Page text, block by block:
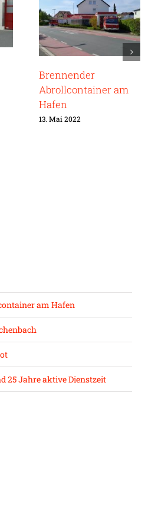
Brennender
Abrollcontainer am
Hafen
13. Mai 2022
am Hafen
25 Jahre aktive Dienstzeit